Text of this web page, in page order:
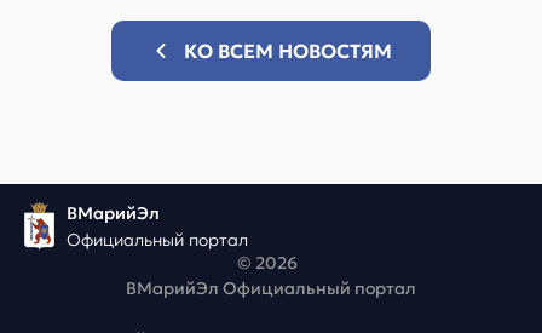
КО ВСЕМ НОВОСТЯМ
ВМарийЭл
Официальный портал
© 2026
ВМарийЭл Официальный портал